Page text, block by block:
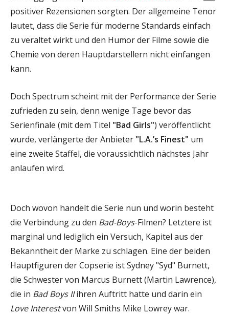
positiver Rezensionen sorgten. Der allgemeine Tenor
lautet, dass die Serie für moderne Standards einfach
zu veraltet wirkt und den Humor der Filme sowie die
Chemie von deren Hauptdarstellern nicht einfangen
kann.
Doch Spectrum scheint mit der Performance der Serie
zufrieden zu sein, denn wenige Tage bevor das
Serienfinale (mit dem Titel "Bad Girls") veröffentlicht
wurde, verlängerte der Anbieter "L.A.’s Finest" um
eine zweite Staffel, die voraussichtlich nächstes Jahr
anlaufen wird.
Doch wovon handelt die Serie nun und worin besteht
die Verbindung zu den Bad-Boys-Filmen? Letztere ist
marginal und lediglich ein Versuch, Kapitel aus der
Bekanntheit der Marke zu schlagen. Eine der beiden
Hauptfiguren der Copserie ist Sydney "Syd" Burnett,
die Schwester von Marcus Burnett (Martin Lawrence),
die in Bad Boys IIihren Auftritt hatte und darin ein
Love Interestvon Will Smiths Mike Lowrey war.